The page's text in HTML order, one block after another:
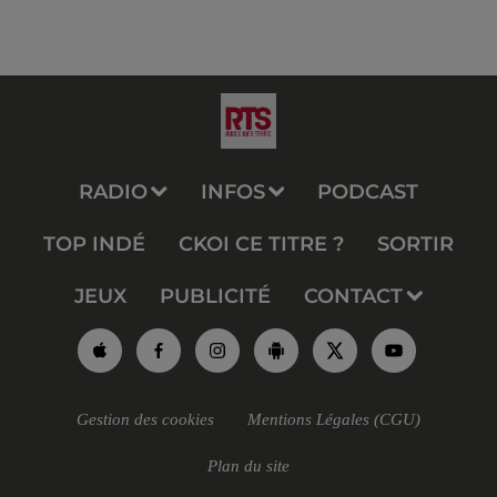
RADIO INFOS PODCAST
TOP INDÉ CKOI CE TITRE ? SORTIR
JEUX PUBLICITÉ CONTACT
Gestion des cookies Mentions Légales (CGU)
Plan du site